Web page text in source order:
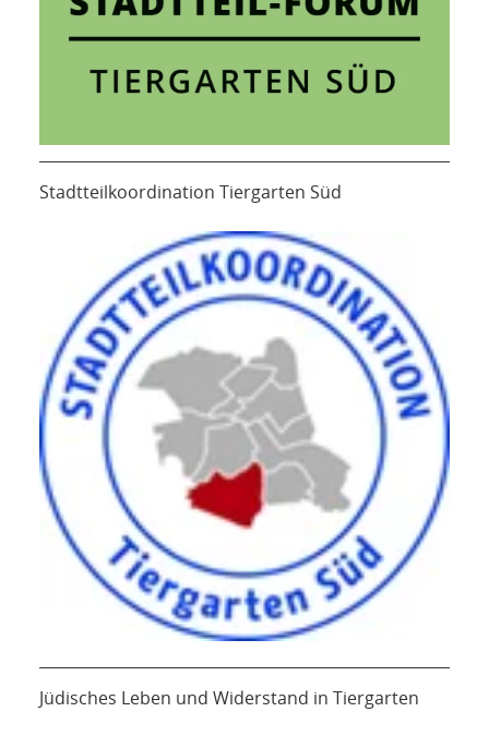
Stadtteilkoordination Tiergarten Süd
Jüdisches Leben und Widerstand in Tiergarten